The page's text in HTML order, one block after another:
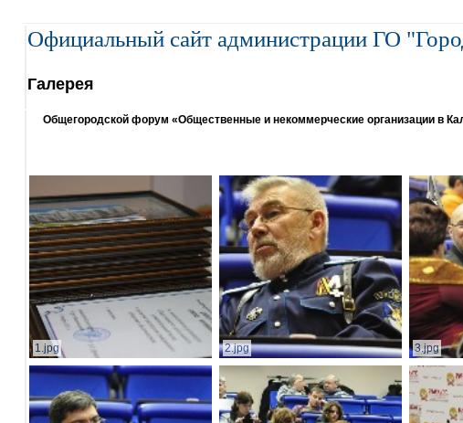
Официальный сайт администрации ГО
Галерея
Общегородской форум «Общественные и некоммерческие организации в
1.jpg 2.jpg 3.jpg